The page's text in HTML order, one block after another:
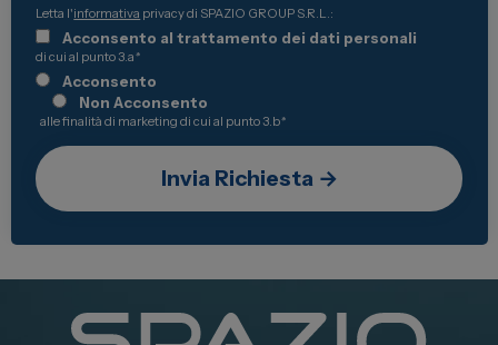
Letta l'informativa privacy di SPAZIO GROUP S.R.L.:
Acconsento al trattamento dei dati personali
di cui al punto 3.a*
Acconsento
Non Acconsento
alle finalità di marketing di cui al punto 3.b*